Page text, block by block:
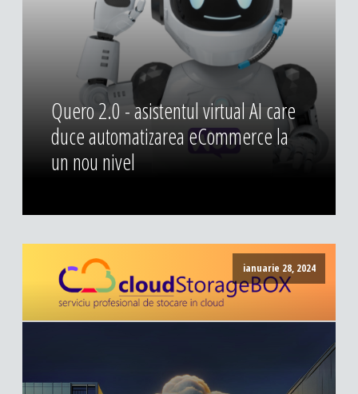
Quero 2.0 - asistentul virtual AI care
duce automatizarea eCommerce la
un nou nivel
ianuarie 28, 2024